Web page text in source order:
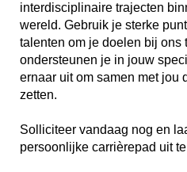
interdisciplinaire trajecten
wereld. Gebruik je sterke
talenten om je doelen bij ons
ondersteunen je in jouw
ernaar uit om samen met jou
zetten.
Solliciteer vandaag nog en
persoonlijke carrièrepad uit